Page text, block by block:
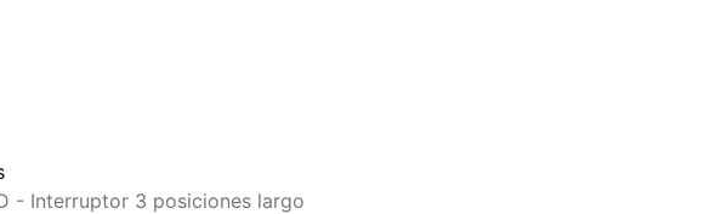
- Interruptor 3 posiciones largo